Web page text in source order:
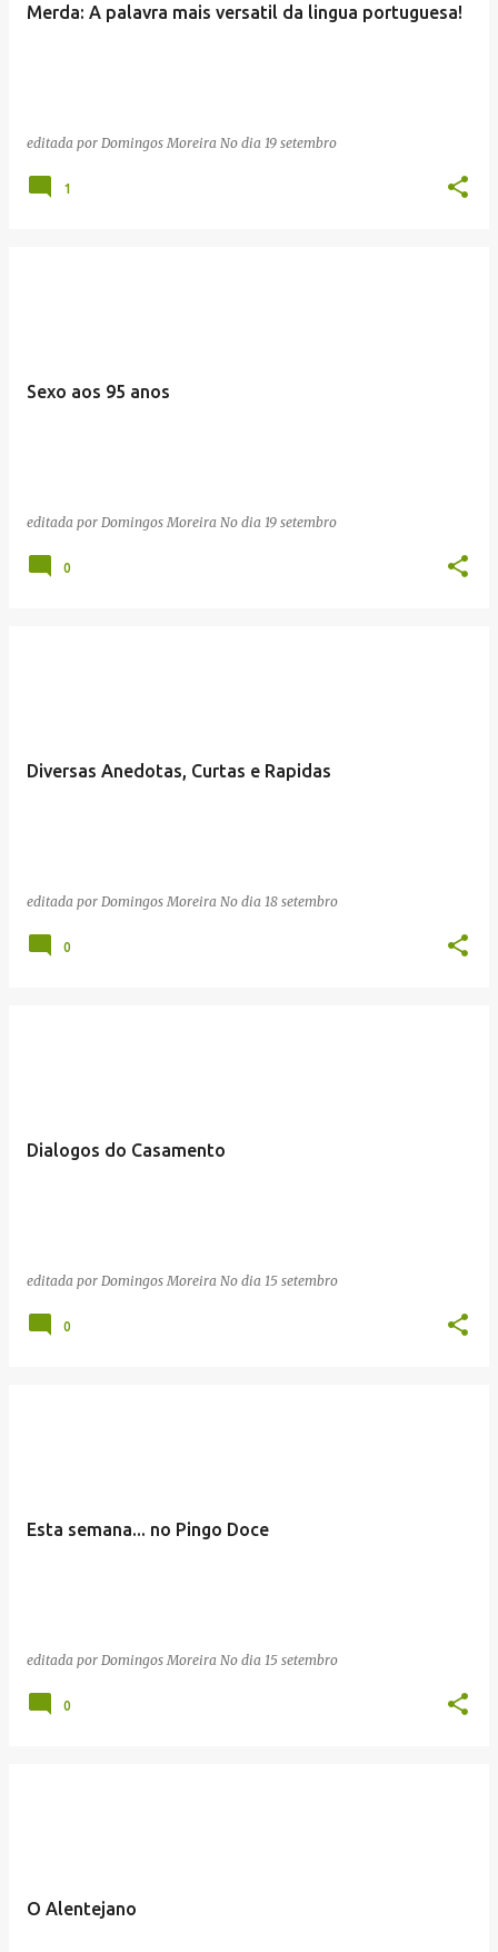
Merda: A palavra mais versatil da lingua portuguesa!
editada por Domingos Moreira No dia 19 setembro
1
Sexo aos 95 anos
editada por Domingos Moreira No dia 19 setembro
0
Diversas Anedotas, Curtas e Rapidas
editada por Domingos Moreira No dia 18 setembro
0
Dialogos do Casamento
editada por Domingos Moreira No dia 15 setembro
0
Esta semana... no Pingo Doce
editada por Domingos Moreira No dia 15 setembro
0
O Alentejano